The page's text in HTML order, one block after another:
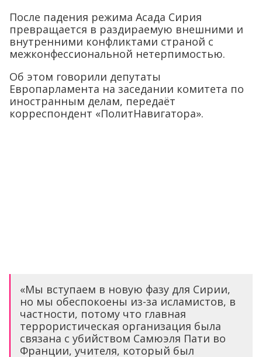
После падения режима Асада Сирия
превращается в раздираемую внешними и
внутренними конфликтами страной с
межконфессиональной нетерпимостью.
Об этом говорили депутаты
Европарламента на заседании комитета по
иностранным делам, передаёт
корреспондент «ПолитНавигатора».
«Мы вступаем в новую фазу для Сирии,
но мы обеспокоены из-за исламистов, в
частности, потому что главная
террористическая организация была
связана с убийством Самюэля Пати во
Франции, учителя, который был